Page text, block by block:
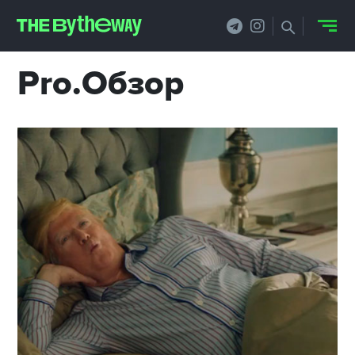
Pro.Обзор
НОВОСТИ
PRO.ОБЗОР
КЕЙСЫ
ФИЛОСОФИЯ
КРЕАТИВА
БИЗНЕС И
ТЕХНОЛОГИИ
ФЕСТИВАЛИ